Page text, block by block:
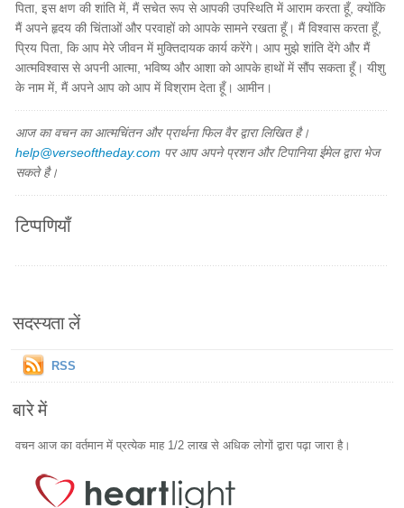
पिता, इस क्षण की शांति में, मैं सचेत रूप से आपकी उपस्थिति में आराम करता हूँ, क्योंकि
मैं अपने हृदय की चिंताओं और परवाहों को आपके सामने रखता हूँ। मैं विश्वास करता हूँ,
प्रिय पिता, कि आप मेरे जीवन में मुक्तिदायक कार्य करेंगे। आप मुझे शांति देंगे और मैं
आत्मविश्वास से अपनी आत्मा, भविष्य और आशा को आपके हाथों में सौंप सकता हूँ। यीशु
के नाम में, मैं अपने आप को आप में विश्राम देता हूँ। आमीन।
आज का वचन का आत्मचिंतन और प्रार्थना फिल वैर द्वारा लिखित है।
help@verseoftheday.com पर आप अपने प्रशन और टिपानिया ईमेल द्वारा भेज
सकते है।
टिप्पणियाँ
सदस्यता लें
RSS
बारे में
वचन आज का वर्तमान में प्रत्येक माह 1/2 लाख से अधिक लोगों द्वारा पढ़ा जारा है।